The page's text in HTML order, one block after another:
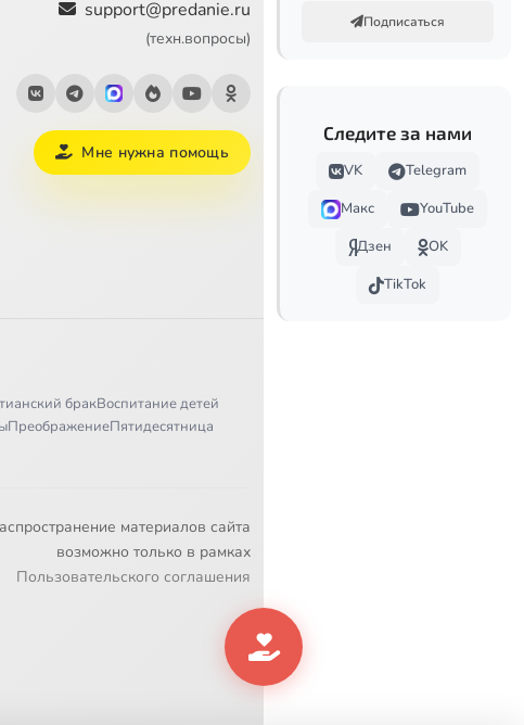
support@predanie.ru
(техн.вопросы)
Мне нужна помощь
бракВоспитание детей
ПреображениеПятидесятница
материалов сайта
возможно только в рамках
Пользовательского соглашения
Подписаться
Следите за нами
VK
Telegram
Макс
YouTube
Дзен
OK
TikTok